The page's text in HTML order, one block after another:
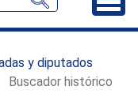
y diputados
Buscador histórico